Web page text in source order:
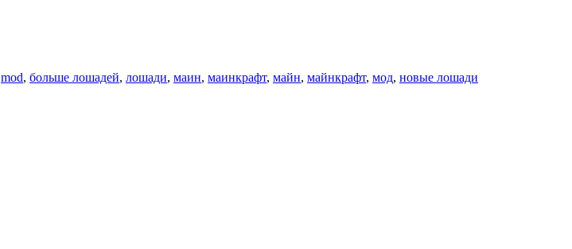
mod, больше лошадей, лошади, маин, маинкрафт, майн, майнкрафт, мод, новые лошади